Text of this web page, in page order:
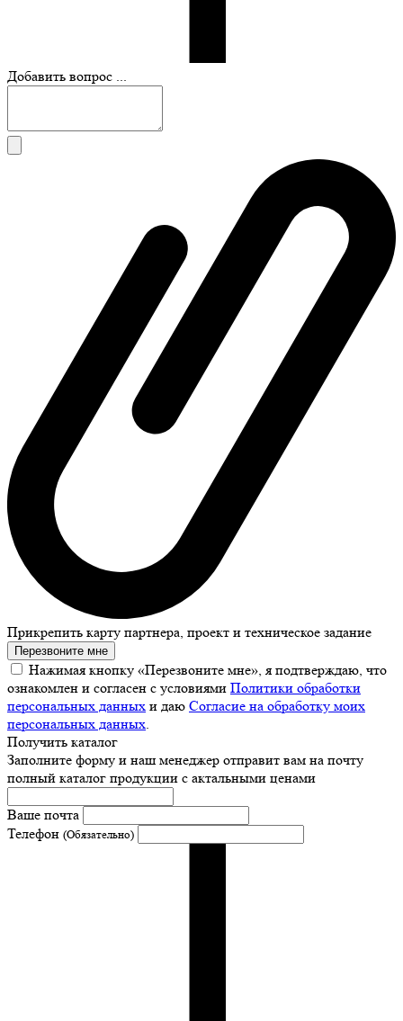
Добавить вопрос ...
Прикрепить карту партнера, проект и техническое задание
Перезвоните мне
Нажимая кнопку «Перезвоните мне», я подтверждаю, что
ознакомлен и согласен с условиями Политики обработки
персональных данных и даю Согласие на обработку моих
персональных данных
Получить каталог
Заполните форму и наш менеджер отправит вам на почту
полный каталог продукции с актальными ценами
Ваше почта
Телефон (Обязательно)